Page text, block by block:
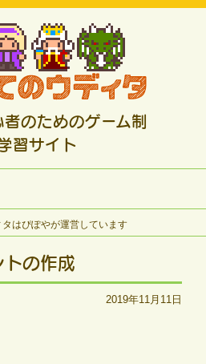
のためのゲーム制
習サイト
はぴぽやが運営しています
の作成
2019年11月11日